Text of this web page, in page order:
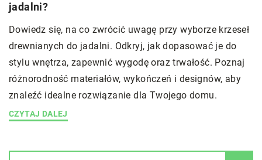
jadalni?
Dowiedz się, na co zwrócić uwagę przy wyborze krzeseł
drewnianych do jadalni. Odkryj, jak dopasować je do
stylu wnętrza, zapewnić wygodę oraz trwałość. Poznaj
różnorodność materiałów, wykończeń i designów, aby
znaleźć idealne rozwiązanie dla Twojego domu.
CZYTAJ DALEJ